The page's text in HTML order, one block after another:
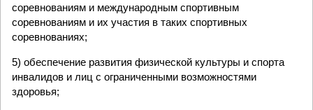
соревнованиям и международным спортивным
соревнованиям и их участия в таких спортивных
соревнованиях;
5) обеспечение развития физической культуры и спорта
инвалидов и лиц с ограниченными возможностями
здоровья;